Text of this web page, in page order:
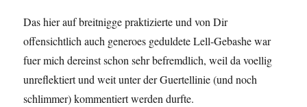
Das hier auf breitnigge praktizierte und von Dir
offensichtlich auch generoes geduldete Lell-Gebashe war
fuer mich dereinst schon sehr befremdlich, weil da voellig
unreflektiert und weit unter der Guertellinie (und noch
schlimmer) kommentiert werden durfte.